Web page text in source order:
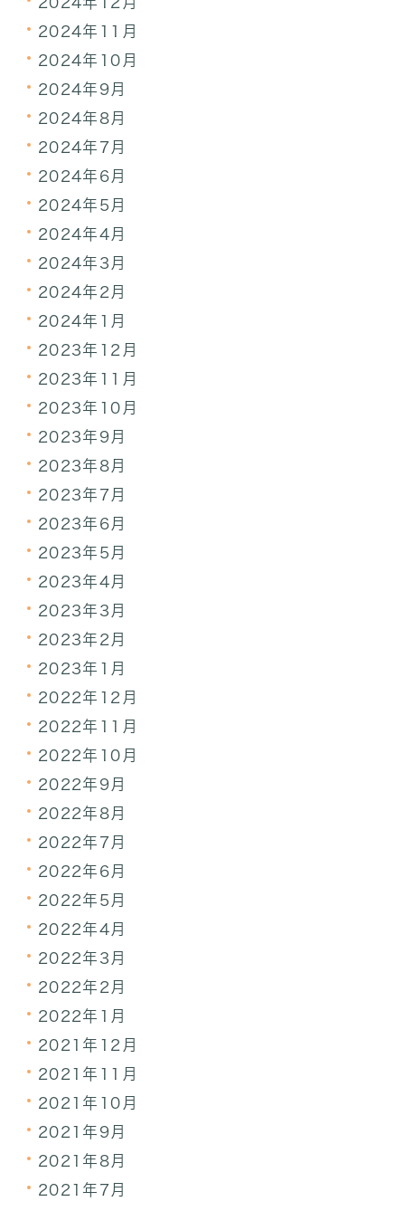
2024年11月
2024年10月
2024年9月
2024年8月
2024年7月
2024年6月
2024年5月
2024年4月
2024年3月
2024年2月
2024年1月
2023年12月
2023年11月
2023年10月
2023年9月
2023年8月
2023年7月
2023年6月
2023年5月
2023年4月
2023年3月
2023年2月
2023年1月
2022年12月
2022年11月
2022年10月
2022年9月
2022年8月
2022年7月
2022年6月
2022年5月
2022年4月
2022年3月
2022年2月
2022年1月
2021年12月
2021年11月
2021年10月
2021年9月
2021年8月
2021年7月